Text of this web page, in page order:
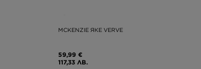
MCKENZIE ЯКЕ VERVE
59,99 €
117,33 ЛВ.